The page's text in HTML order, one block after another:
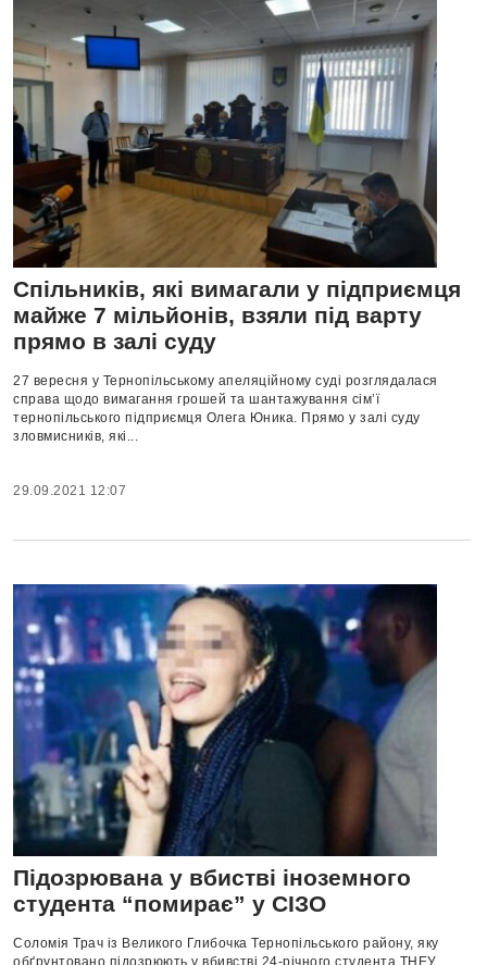
Спільників, які вимагали у підприємця
майже 7 мільйонів, взяли під варту
прямо в залі суду
27 вересня у Тернопільському апеляційному суді розглядалася
справа щодо вимагання грошей та шантажування сім’ї
тернопільського підприємця Олега Юника. Прямо у залі суду
зловмисників, які...
29.09.2021 12:07
Підозрювана у вбистві іноземного
студента “помирає” у СІЗО
Соломія Трач із Великого Глибочка Тернопільського району, яку
обґрунтовано підозрюють у вбивстві 24-річного студента ТНЕУ